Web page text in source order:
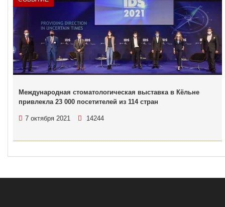
Международная стоматологическая выставка в Кёльне
привлекла 23 000 посетителей из 114 стран
7 октября 2021 14244